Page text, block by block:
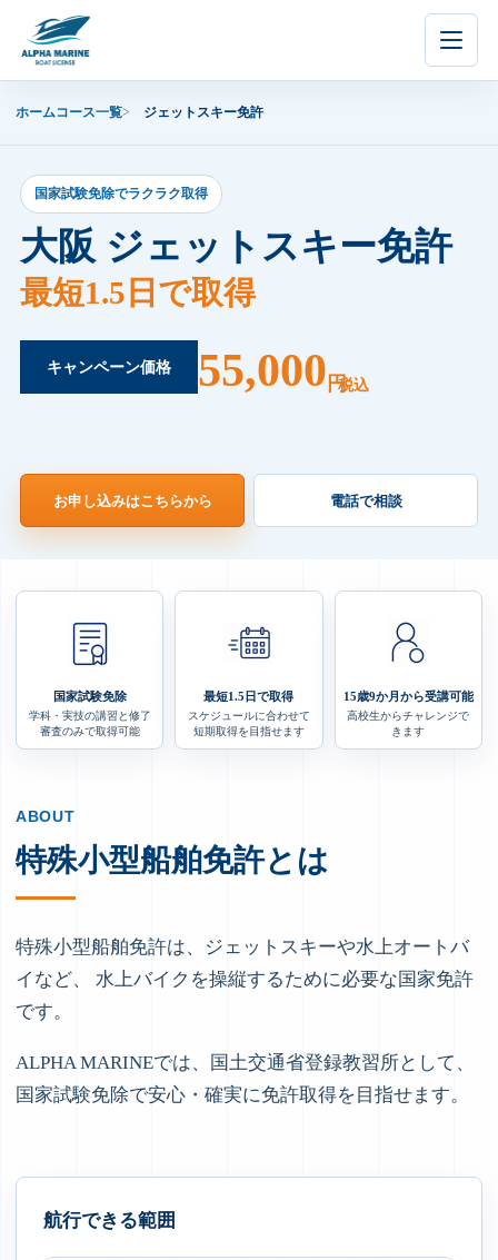
ホームコース一覧 ジェットスキー免許
国家試験免除でラクラク取得
大阪 ジェットスキー免許
最短1.5日で取得
キャンペーン価格 55,000 円税込
お申し込みはこちらから 電話で相談
国家試験免除
学科・実技の講習と修了
審査のみで取得可能
最短1.5日で取得
スケジュールに合わせて
短期取得を目指せます
15歳9か月から受講可能
高校生からチャレンジで
きます
ABOUT
特殊小型船舶免許とは
特殊小型船舶免許は、ジェットスキーや水上オートバ
イなど、 水上バイクを操縦するために必要な国家免許
です。
ALPHA MARINEでは、国土交通省登録教習所として、
国家試験免除で安心・確実に免許取得を目指せます。
航行できる範囲